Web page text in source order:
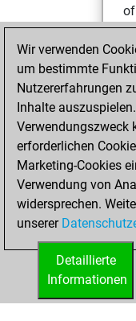
Wir verwenden
um bestimmte
Nutzererfahrungen
Inhalte
Verwendungszweck
erforderlichen
Marketing-Cookies
Verwendung von
widersprechen.
unserer
Detaillierte
Informationen